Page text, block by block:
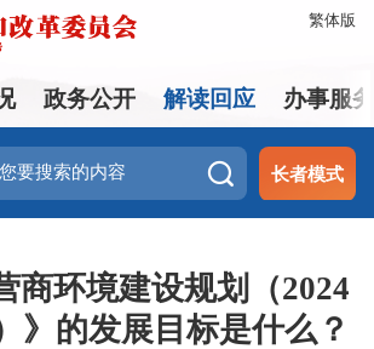
繁体版
政务公开 解读回应 办事服
长者模式
商环境建设规划（2024
》的发展目标是什么？